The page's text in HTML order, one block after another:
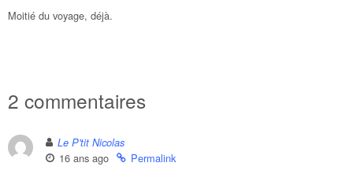
Moitié du voyage, déjà.
2 commentaires
Le P'tit Nicolas
16 ans ago
Permalink